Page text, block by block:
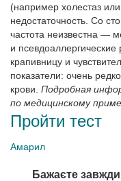
(например холестаз
недостаточность. Со
частота неизвестна —
и
крапивницу и
показатели: очень
крови. Подробная
по медицинскому
Пройти тест
Амарил
Бажаєте завжди